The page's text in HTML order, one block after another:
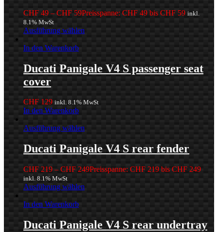
CHF 49 –CHF 59Preisspanne: CHF 49 bis CHF 59 inkl.
8.1% MwSt
Ausführung wählen
In den Warenkorb
Ducati Panigale V4 S passenger seat
cover
CHF 129 inkl. 8.1% MwSt
In den Warenkorb
Ausführung wählen
Ducati Panigale V4 S rear fender
CHF 219 –CHF 249Preisspanne: CHF 219 bis CHF 249
inkl. 8.1% MwSt
Ausführung wählen
In den Warenkorb
Ducati Panigale V4 S rear undertray